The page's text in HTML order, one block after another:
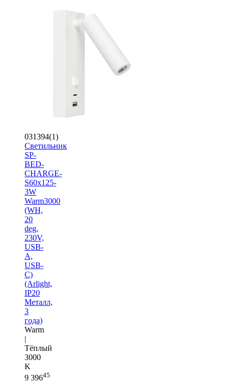
031394(1)
Светильник
SP-
BED-
CHARGE-
S60x125-
3W
Warm3000
(WH,
20
deg,
230V,
USB-
A,
USB-
C)
(Arlight,
IP20
Металл,
3
года)
Warm
|
Тёплый
3000
K
9 39645